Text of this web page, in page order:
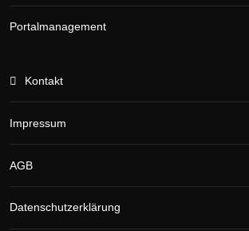
Portalmanagement
Kontakt
Impressum
AGB
Datenschutzerklärung